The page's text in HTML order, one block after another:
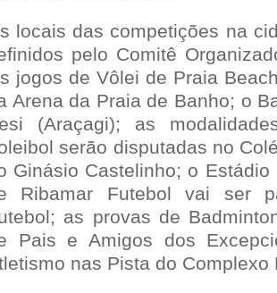
locais das competições na
pelo Comitê
jogos de Vôlei de Praia
Arena da Praia de Banho; o
(Araçagi); as
serão disputadas no
Ginásio Castelinho; o
Ribamar Futebol vai ser
as provas de
Pais e Amigos dos
nas Pista do Complexo